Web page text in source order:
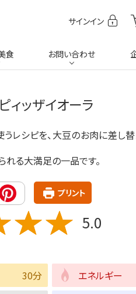
サインイン
食 お問い合わせ
ィッザイオーラ
レシピを、大豆のお肉に差し
れる大満足の一品です。
プリント
5.0
30分 エネルギー